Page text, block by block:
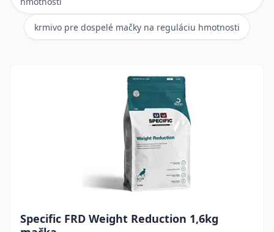
krmivo pre dospelé mačky na reguláciu hmotnosti
Specific FRD Weight Reduction 1,6kg